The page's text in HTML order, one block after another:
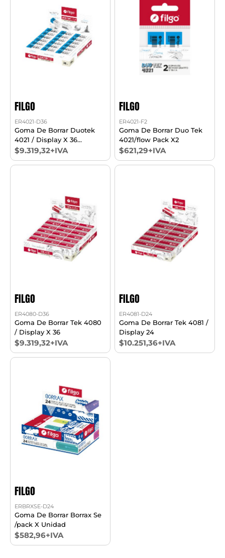
FILGO
ER4021-D36
Goma De Borrar Duotek
4021 / Display X 36
Unidades
$9.319,32+IVA
FILGO
ER4021-F2
Goma De Borrar Duo Tek
4021/flow Pack X2
$621,29+IVA
FILGO
ER4080-D36
Goma De Borrar Tek 4080
/ Display X 36
$9.319,32+IVA
FILGO
ER4081-D24
Goma De Borrar Tek 4081 /
Display 24
$10.251,36+IVA
FILGO
ERBRXSE-D24
Goma De Borrar Borrax Se
/pack X Unidad
$582,96+IVA